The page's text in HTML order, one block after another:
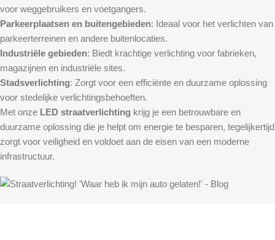
voor weggebruikers en voetgangers.
Parkeerplaatsen en buitengebieden: Ideaal voor het verlichten van
parkeerterreinen en andere buitenlocaties.
Industriële gebieden: Biedt krachtige verlichting voor fabrieken,
magazijnen en industriële sites.
Stadsverlichting: Zorgt voor een efficiënte en duurzame oplossing
voor stedelijke verlichtingsbehoeften.
Met onze LED straatverlichting krijg je een betrouwbare en
duurzame oplossing die je helpt om energie te besparen, tegelijkertijd
zorgt voor veiligheid en voldoet aan de eisen van een moderne
infrastructuur.